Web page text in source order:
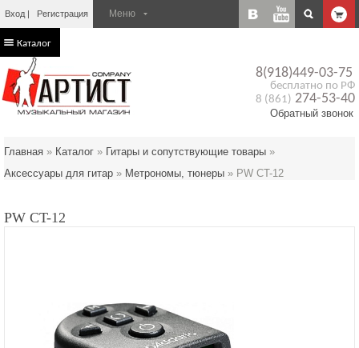
Вход Регистрация
8(918)449-03-75
бесплатно по РФ
8 (861) 274-53-40
Обратный звонок
Каталог
Главная » Каталог » Гитары и сопутствующие товары »
Аксессуары для гитар » Метрономы, тюнеры » PW CT-12
PW CT-12